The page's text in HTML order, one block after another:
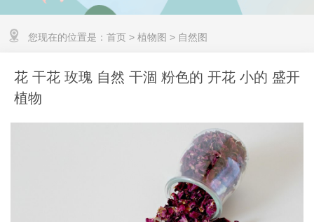
您现在的位置是： 首页 > 植物图 > 自然图
花 干花 玫瑰 自然 干涸 粉色的 开花 小的 盛开
植物